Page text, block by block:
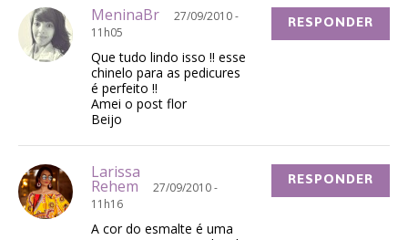
MeninaBr
27/09/2010 -
11h05
Que tudo lindo isso !! esse
chinelo para as pedicures
é perfeito !!
Amei o post flor
Beijo
RESPONDER
Larissa
Rehem
27/09/2010 -
11h16
A cor do esmalte é uma
RESPONDER